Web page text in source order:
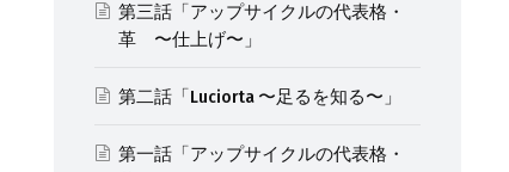
第三話「アップサイクルの代表格・
革 〜仕上げ〜」
第二話「Luciorta 〜足るを知る〜」
第一話「アップサイクルの代表格・